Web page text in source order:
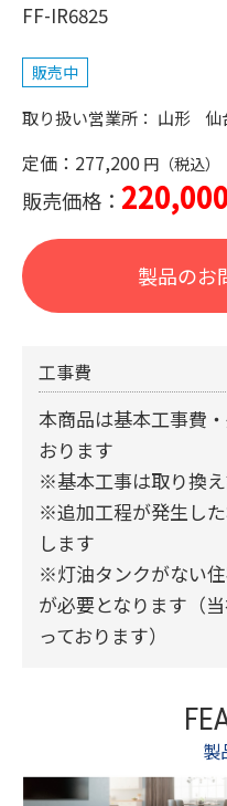
FF-IR6825
販売中
山形 仙
定価：277,200
販売価格： 220,000
製品のお
工事費
本商品は基本工事費
おります
※基本工事は取り換
※追加工程が発生し
します
※灯油タンクがない
が必要となります（
っております）
製